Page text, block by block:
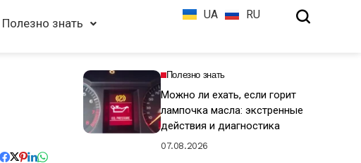
Полезно знать
UA RU
Полезно знать
Можно ли ехать, если горит
лампочка масла: экстренные
действия и диагностика
07.08.2026